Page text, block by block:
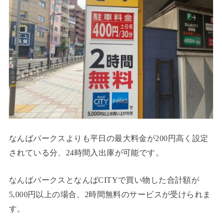
なんばパークスよりも平日の最大料金が200円高く設定
されている分、24時間入出庫が可能です。
なんばパークスとなんばCITYで買い物した合計額が
5,000円以上の場合、2時間無料のサービスが受けられま
す。